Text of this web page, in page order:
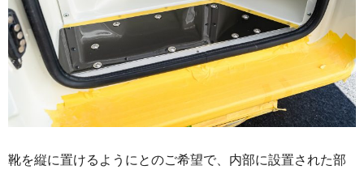
靴を縦に置けるようにとのご希望で、内部に設置された部